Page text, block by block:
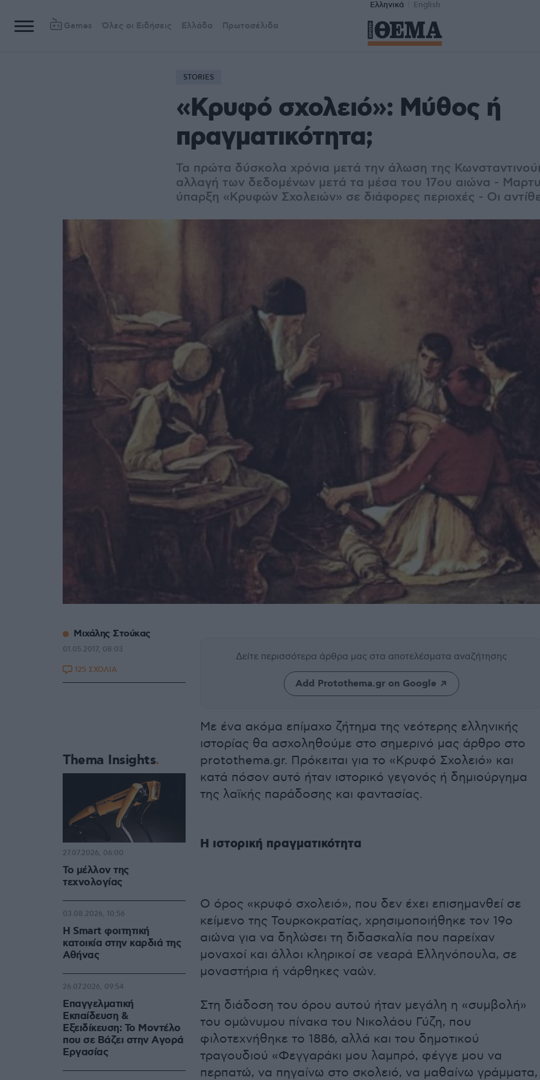
Ελληνικά English
Games Όλες οι Ειδήσεις Ελλάδα Πρωτοσέλιδα
STORIES
«Κρυφό σχολειό»: Μύθος ή
πραγματικότητα;
Τα πρώτα δύσκολα χρόνια μετά την άλωση της
αλλαγή των δεδομένων μετά τα μέσα του 17ου αιώνα -
ύπαρξη «Κρυφών Σχολειών» σε διάφορες περιοχές - Οι
Δείτε περισσότερα άρθρα μας στα αποτελέσματα αναζήτησης
Add Protothema.gr on Google
Με ένα ακόμα επίμαχο ζήτημα της νεότερης ελληνικής
ιστορίας θα ασχοληθούμε στο σημερινό μας άρθρο στο
protothema.gr. Πρόκειται για το «Κρυφό Σχολειό» και
κατά πόσον αυτό ήταν ιστορικό γεγονός ή δημιούργημα
της λαϊκής παράδοσης και φαντασίας.
Η ιστορική πραγματικότητα
Ο όρος «κρυφό σχολειό», που δεν έχει επισημανθεί σε
κείμενο της Τουρκοκρατίας, χρησιμοποιήθηκε τον 19ο
αιώνα για να δηλώσει τη διδασκαλία που παρείχαν
μοναχοί και άλλοι κληρικοί σε νεαρά Ελληνόπουλα, σε
μοναστήρια ή νάρθηκες ναών.
Στη διάδοση του όρου αυτού ήταν μεγάλη η «συμβολή»
του ομώνυμου πίνακα του Νικολάου Γύζη, που
φιλοτεχνήθηκε το 1886, αλλά και του δημοτικού
τραγουδιού «Φεγγαράκι μου λαμπρό, φέγγε μου να
περπατώ, να πηγαίνω στο σκολειό, να μαθαίνω γράμματα,
Μιχάλης Στούκας
01.05.2017, 08:03
125 ΣΧΟΛΙΑ
Thema Insights
Το μέλλον της
τεχνολογίας
27.07.2026, 06:00
Η Smart φοιτητική
κατοικία στην καρδιά της
Αθήνας
03.08.2026, 10:56
Επαγγελματική
Εκπαίδευση &
Εξειδίκευση: Το Mοντέλο
που σε Bάζει στην Aγορά
Eργασίας
26.07.2026, 09:54